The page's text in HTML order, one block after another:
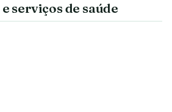
serviços de saúde